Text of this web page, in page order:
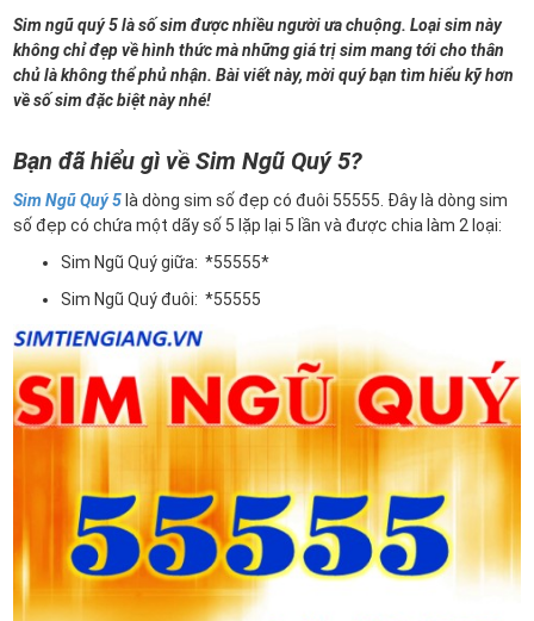
Sim ngũ quý 5 là số sim được nhiều người ưa chuộng. Loại sim này
không chỉ đẹp về hình thức mà những giá trị sim mang tới cho thân
chủ là không thể phủ nhận. Bài viết này, mời quý bạn tìm hiểu kỹ hơn
về số sim đặc biệt này nhé!
Bạn đã hiểu gì về Sim Ngũ Quý 5?
Sim Ngũ Quý 5 là dòng sim số đẹp có đuôi 55555. Đây là dòng sim
số đẹp có chứa một dãy số 5 lặp lại 5 lần và được chia làm 2 loại:
Sim Ngũ Quý giữa: *55555*
Sim Ngũ Quý đuôi: *55555